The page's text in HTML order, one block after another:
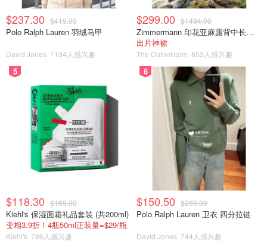
$237.30 $419.00
Polo Ralph Lauren 羽绒马甲
David Jones 1134人感兴趣
$299.00 $1494.00
Zimmermann 印花亚麻露背中长连衣裙
出片神裙
The Outnet.com 853人感兴趣
5
$118.30 $169.00
Kiehl's 保湿面霜礼品套装 (共200ml)
变相3.9折！4瓶50ml正装量=$29/瓶
Kiehl's 786人感兴趣
6
$150.50 $269.00
Polo Ralph Lauren 卫衣 四分拉链
David Jones 744人感兴趣